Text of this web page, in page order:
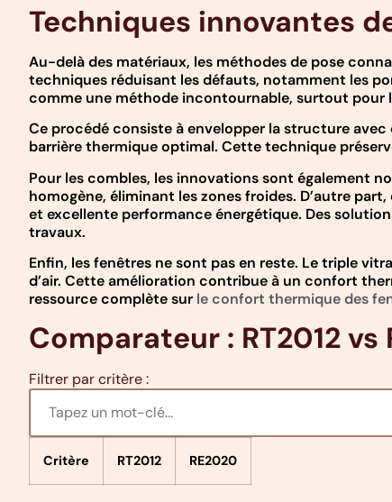
Techniques innovantes
Au-delà des matériaux, les méthodes de pose
techniques réduisant les défauts, notamment les
comme une méthode incontournable, surtout pour
Ce procédé consiste à envelopper la structure
barrière thermique optimal. Cette technique
Pour les combles, les innovations sont également
homogène, éliminant les zones froides. D’autre
et excellente performance énergétique. Des
travaux.
Enfin, les fenêtres ne sont pas en reste. Le triple
d’air. Cette amélioration contribue à un confort
ressource complète sur le confort thermique des
Comparateur : RT2012
Filtrer par critère :
Critère RT2012 RE2020